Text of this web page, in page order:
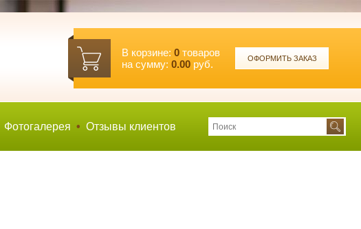
В корзине: 0 товаров
на сумму: 0.00 руб. ОФОРМИТЬ ЗАКАЗ
Фотогалерея • Отзывы клиентов